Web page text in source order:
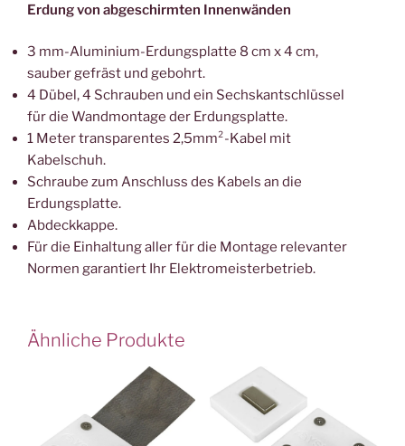
Erdung von abgeschirmten Innenwänden
3 mm-Aluminium-Erdungsplatte 8 cm x 4 cm,
sauber gefräst und gebohrt.
4 Dübel, 4 Schrauben und ein Sechskantschlüssel
für die Wandmontage der Erdungsplatte.
1 Meter transparentes 2,5mm²-Kabel mit
Kabelschuh.
Schraube zum Anschluss des Kabels an die
Erdungsplatte.
Abdeckkappe.
Für die Einhaltung aller für die Montage relevanter
Normen garantiert Ihr Elektromeisterbetrieb.
Ähnliche Produkte